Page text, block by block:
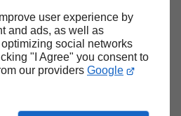
user experience by
and ads, as well as
social networks
"I Agree" you consent to
our providers Google
de page